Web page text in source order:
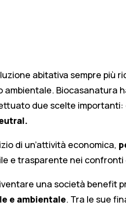
abitativa sempre più
ambientale. Biocasanatura
due scelte importanti:
di un’attività economica,
e trasparente nei
una società benefit
e ambientale. Tra le sue